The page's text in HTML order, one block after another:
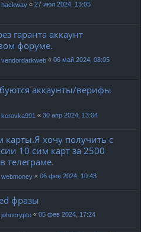
hackway « 27 июл 2024, 13:05
гаранта аккаунт
форуме.
vendordarkweb « 06 май 2024, 08:05
аккаунты/верифы
korovka991 « 30 апр 2024, 13:04
хочу получить с
10 сим карт за 2500
телеграме.
webmoney « 06 фев 2024, 10:43
фразы
johncrypto « 05 фев 2024, 17:24